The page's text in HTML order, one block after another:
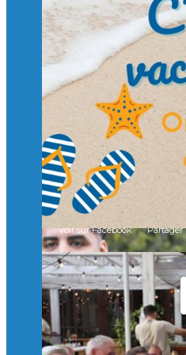
Charger plus
🙏 Soutenez l’Isep via
et contribuons
d’ingénieurs de
Merci à tous !
🎯 Taxe d’apprentissage
un numérique au service
À l’Isep, nous formons
Mastères Spécialisés, qui
valeurs humaines, au
...Voir plus
il y a 2 mois
Voir sur Facebook · Partager
🚀Afterwork à Genève
🥳 Le 22 avril dernier,
en Suisse ont
retrouvailles et